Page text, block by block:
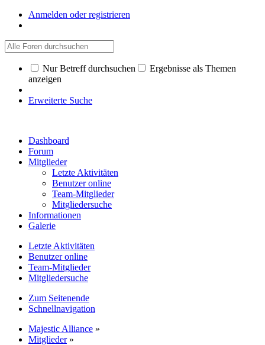
Anmelden oder registrieren
Nur Betreff durchsuchen
Ergebnisse als Themen
anzeigen
Erweiterte Suche
Dashboard
Forum
Mitglieder
Letzte Aktivitäten
Benutzer online
Team-Mitglieder
Mitgliedersuche
Informationen
Galerie
Letzte Aktivitäten
Benutzer online
Team-Mitglieder
Mitgliedersuche
Zum Seitenende
Schnellnavigation
Majestic Alliance »
Mitglieder »